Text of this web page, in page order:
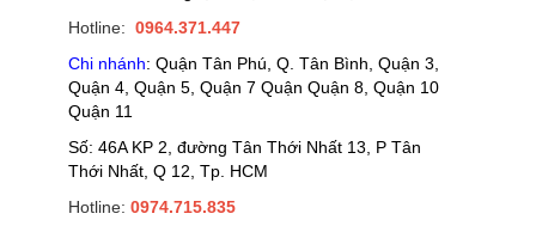
Hotline: 0964.371.447
Chi nhánh: Quận Tân Phú, Q. Tân Bình, Quận 3,
Quận 4, Quận 5, Quận 7 Quận Quận 8, Quận 10
Quận 11
Số: 46A KP 2, đường Tân Thới Nhất 13, P Tân
Thới Nhất, Q 12, Tp. HCM
Hotline: 0974.715.835